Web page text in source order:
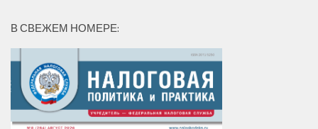
В СВЕЖЕМ НОМЕРЕ: